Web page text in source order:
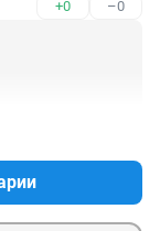
+0 –0